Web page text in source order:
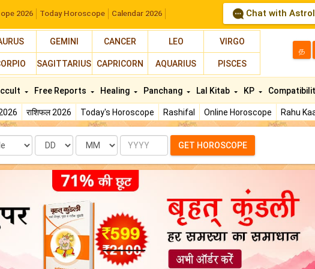
2026 Today Horoscope Calendar 2026 Chat with
GEMINI CANCER LEO VIRGO
SAGITTARIUS CAPRICORN AQUARIUS PISCES
த
राशिफल 2026 Today's Horoscope Rashifal Online Horoscope Rahu
Free Reports Healing Panchang Lal Kitab KP
Date Month Year GET HOROSCOPE